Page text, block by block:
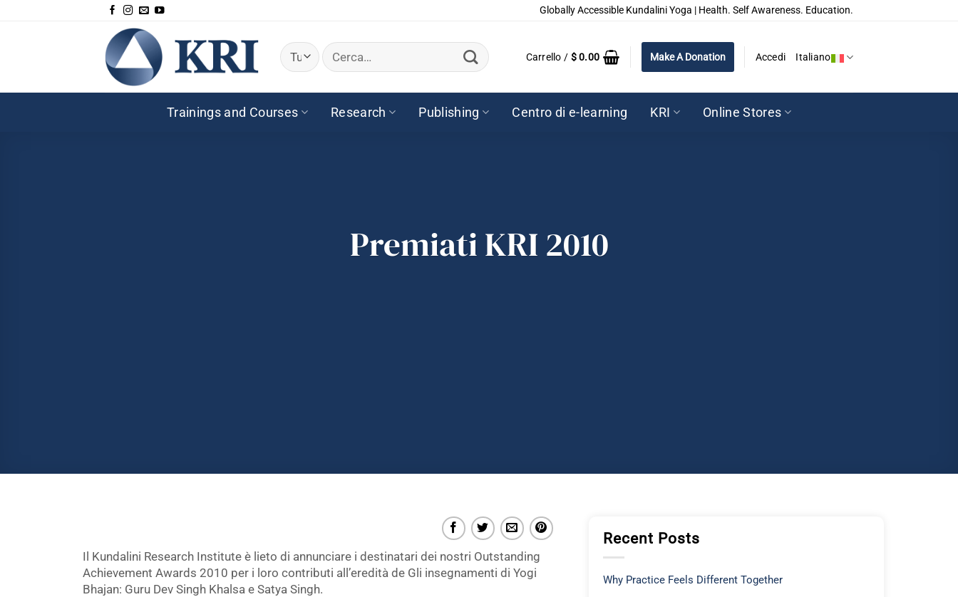
Globally Accessible Kundalini Yoga | Health. Self Awareness. Education.
Cerca:
Carrello / $0.00 Make A Donation Accedi Italiano
Trainings and Courses Research Publishing Centro di e-learning KRI Online Stores
Premiati KRI 2010
Il Kundalini Research Institute è lieto di annunciare i destinatari dei nostri Outstanding
Achievement Awards 2010 per i loro contributi all’eredità de Gli insegnamenti di Yogi
Bhajan: Guru Dev Singh Khalsa e Satya Singh.
Recent Posts
Why Practice Feels Different Together